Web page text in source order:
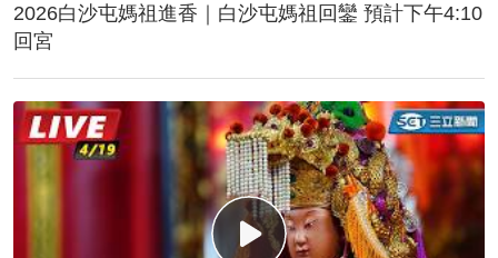
2026白沙屯媽祖進香｜白沙屯媽祖回鑾 預計下午4:10
回宮